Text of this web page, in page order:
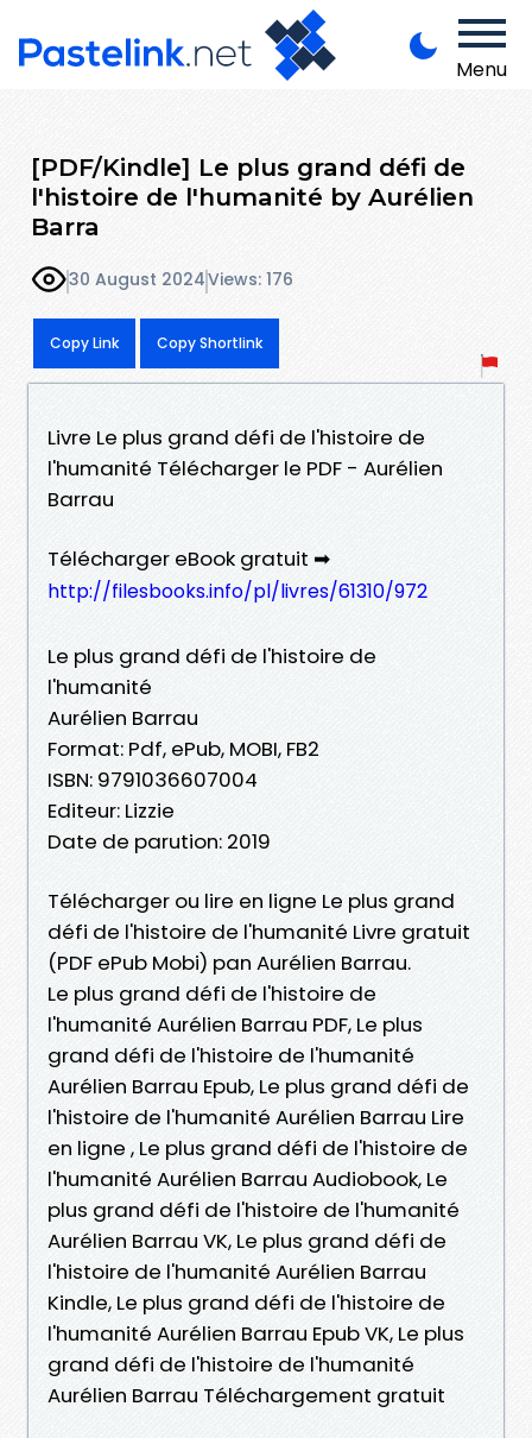
Menu
[PDF/Kindle] Le plus grand défi de
l'histoire de l'humanité by Aurélien
Barra
30 August 2024Views: 176
Copy Link Copy Shortlink
Livre Le plus grand défi de l'histoire de
l'humanité Télécharger le PDF - Aurélien
Barrau
Télécharger eBook gratuit ➡
http://filesbooks.info/pl/livres/61310/972
Le plus grand défi de l'histoire de
l'humanité
Aurélien Barrau
Format: Pdf, ePub, MOBI, FB2
ISBN: 9791036607004
Editeur: Lizzie
Date de parution: 2019
Télécharger ou lire en ligne Le plus grand
défi de l'histoire de l'humanité Livre gratuit
(PDF ePub Mobi) pan Aurélien Barrau.
Le plus grand défi de l'histoire de
l'humanité Aurélien Barrau PDF, Le plus
grand défi de l'histoire de l'humanité
Aurélien Barrau Epub, Le plus grand défi de
l'histoire de l'humanité Aurélien Barrau Lire
en ligne , Le plus grand défi de l'histoire de
l'humanité Aurélien Barrau Audiobook, Le
plus grand défi de l'histoire de l'humanité
Aurélien Barrau VK, Le plus grand défi de
l'histoire de l'humanité Aurélien Barrau
Kindle, Le plus grand défi de l'histoire de
l'humanité Aurélien Barrau Epub VK, Le plus
grand défi de l'histoire de l'humanité
Aurélien Barrau Téléchargement gratuit